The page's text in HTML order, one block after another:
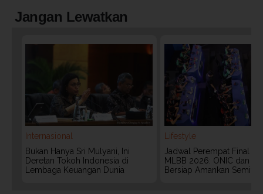
Jangan Lewatkan
Internasional
Bukan Hanya Sri Mulyani, Ini
Deretan Tokoh Indonesia di
Lembaga Keuangan Dunia
Lifestyle
Jadwal Perempat Final
MLBB 2026: ONIC dan
Bersiap Amankan